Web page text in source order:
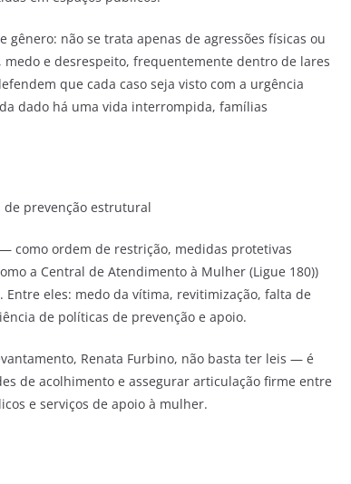
gênero: não se trata apenas de agressões físicas ou
e desrespeito, frequentemente dentro de lares
que cada caso seja visto com a urgência
dado há uma vida interrompida, famílias
prevenção estrutural
como ordem de restrição, medidas protetivas
a Central de Atendimento à Mulher (Ligue 180))
eles: medo da vítima, revitimização, falta de
de políticas de prevenção e apoio.
Renata Furbino, não basta ter leis — é
de acolhimento e assegurar articulação firme entre
e serviços de apoio à mulher.